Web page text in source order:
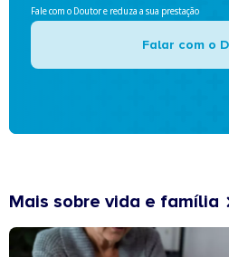
Fale com o Doutor e reduza a sua prestação
Falar com o
Mais sobre vida e família